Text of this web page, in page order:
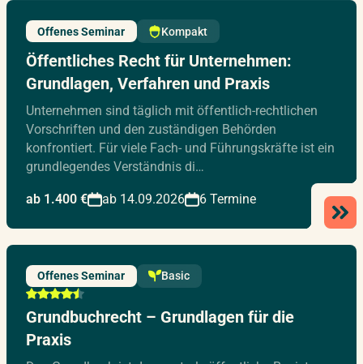
Offenes Seminar Kompakt
Öffentliches Recht für Unternehmen:
Grundlagen, Verfahren und Praxis
Unternehmen sind täglich mit öffentlich-rechtlichen
Vorschriften und den zuständigen Behörden
konfrontiert. Für viele Fach- und Führungskräfte ist ein
grundlegendes Verständnis di…
ab 1.400 € ab 14.09.2026 6 Termine
Offenes Seminar Basic
Grundbuchrecht – Grundlagen für die
Praxis